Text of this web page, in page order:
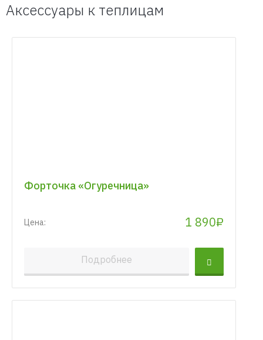
Аксессуары к теплицам
Форточка «Огуречница»
Цена: 1 890₽
Подробнее